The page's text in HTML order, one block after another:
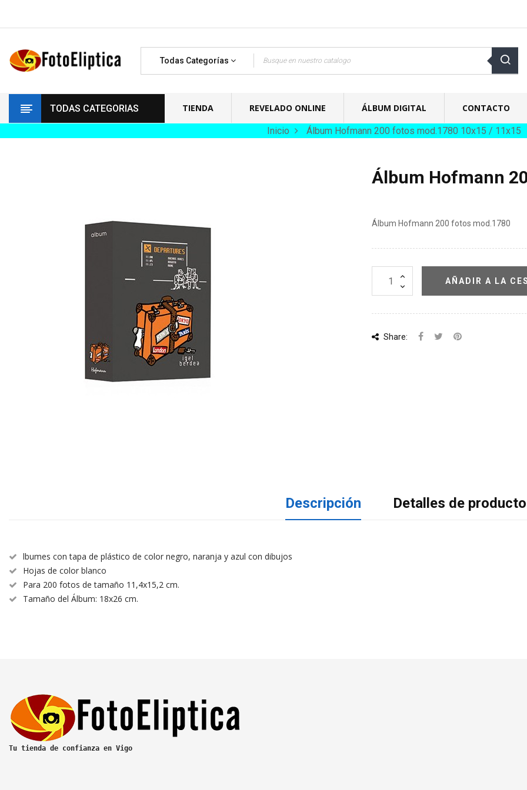
Todas Categorías
TODAS CATEGORIAS TIENDA REVELADO ONLINE ÁLBUM DIGITAL CONTACTO
Inicio Álbum Hofmann 200 fotos mod.1780 10x15 / 11x15
Álbum Hofmann
Álbum Hofmann 200 fotos mod.1780
AÑADIR A LA
Share:
Descripción Detalles de producto
lbumes con tapa de plástico de color negro, naranja y azul con dibujos
Hojas de color blanco
Para 200 fotos de tamaño 11,4x15,2 cm.
Tamaño del Álbum: 18x26 cm.
Tu tienda de confianza en Vigo